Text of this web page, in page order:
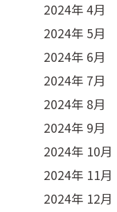
2024年 4月
2024年 5月
2024年 6月
2024年 7月
2024年 8月
2024年 9月
2024年 10月
2024年 11月
2024年 12月